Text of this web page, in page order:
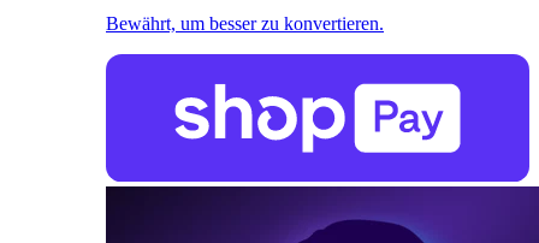
Bewährt, um besser zu konvertieren.